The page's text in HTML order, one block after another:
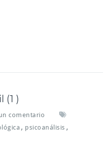
)
comentario
, psicoanálisis ,